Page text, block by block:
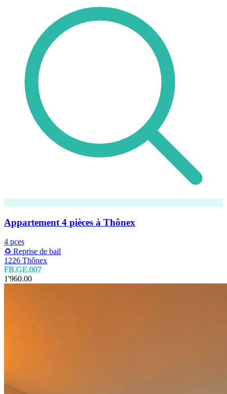
Appartement 4 pièces à Thônex
4 pces
♻️ Reprise de bail
1226 Thônex
FB.GE.007
1'960.00